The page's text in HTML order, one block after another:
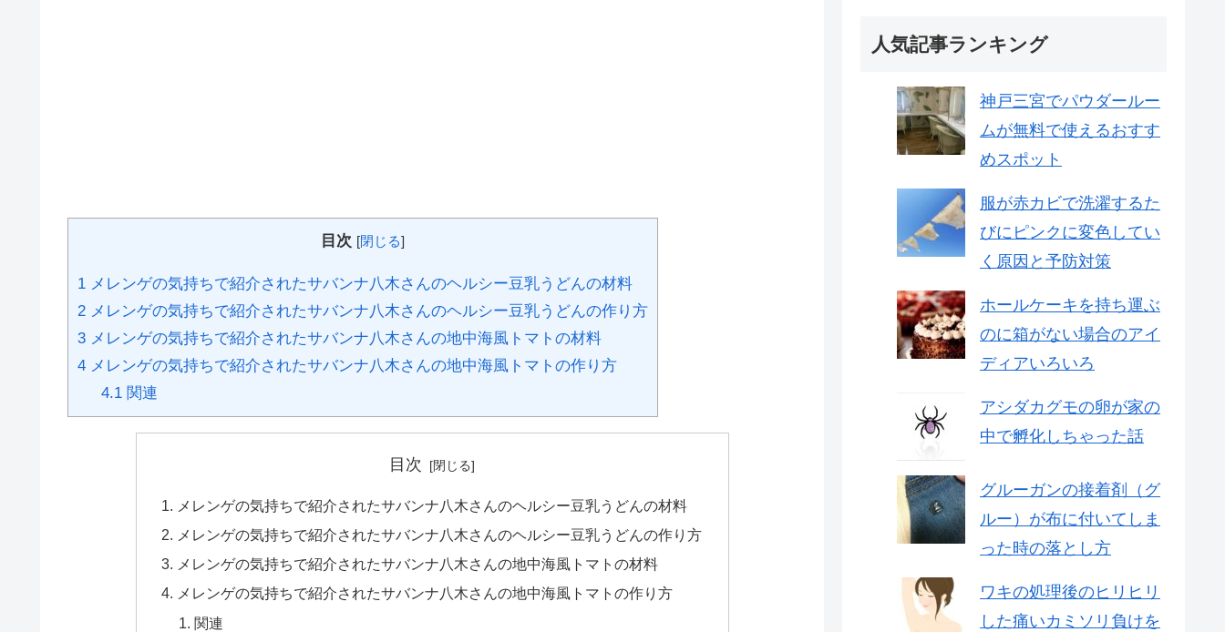
目次 [閉じる]
1 メレンゲの気持ちで紹介されたサバンナ八木さんのヘルシー豆乳うどんの材料
2 メレンゲの気持ちで紹介されたサバンナ八木さんのヘルシー豆乳うどんの作り方
3 メレンゲの気持ちで紹介されたサバンナ八木さんの地中海風トマトの材料
4 メレンゲの気持ちで紹介されたサバンナ八木さんの地中海風トマトの作り方
4.1関連
目次
メレンゲの気持ちで紹介されたサバンナ八木さんのヘルシー豆乳うどんの材料
メレンゲの気持ちで紹介されたサバンナ八木さんのヘルシー豆乳うどんの作り方
メレンゲの気持ちで紹介されたサバンナ八木さんの地中海風トマトの材料
メレンゲの気持ちで紹介されたサバンナ八木さんの地中海風トマトの作り方
関連
人気記事ランキング
神戸三宮でパウダールー
ムが無料で使えるおすす
めスポット
服が赤カビで洗濯するた
びにピンクに変色してい
く原因と予防対策
ホールケーキを持ち運ぶ
のに箱がない場合のアイ
ディアいろいろ
アシダカグモの卵が家の
中で孵化しちゃった話
グルーガンの接着剤（グ
ルー）が布に付いてしま
った時の落とし方
ワキの処理後のヒリヒリ
した痛いカミソリ負けを